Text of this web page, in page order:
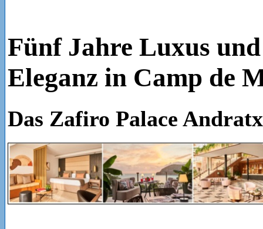
Fünf Jahre Luxus
Eleganz in Camp de
Das Zafiro Palace